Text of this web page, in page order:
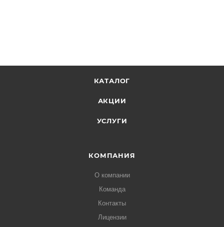
КАТАЛОГ
АКЦИИ
УСЛУГИ
КОМПАНИЯ
О компании
Команда
Контакты
Лицензии